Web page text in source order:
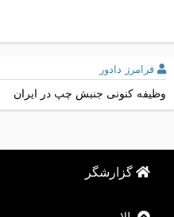
فرامرز دادور
وظیفه کنونی جنبش چپ در ایران
گزارشگر